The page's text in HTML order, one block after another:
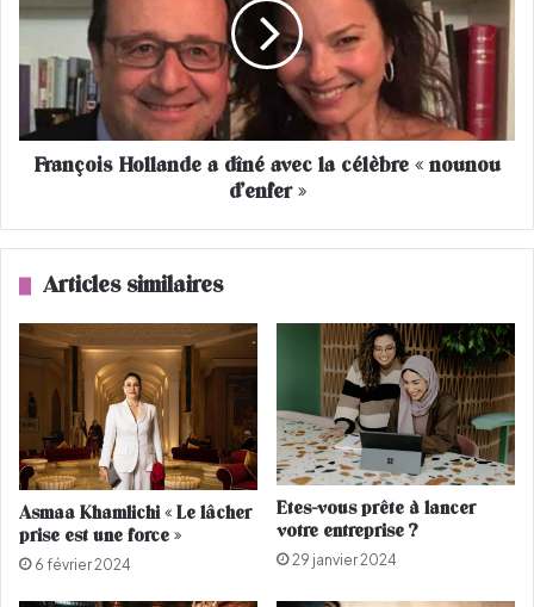
n
r
à
r
a
i
d
o
n
n
e
l
n
o
H
a
a
v
e
c
l
François Hollande a dîné avec la célèbre « nounou
d’enfer »
Articles similaires
Asmaa Khamlichi « Le lâcher
prise est une force »
6 février 2024
Etes-vous prête à lancer
votre entreprise ?
29 janvier 2024